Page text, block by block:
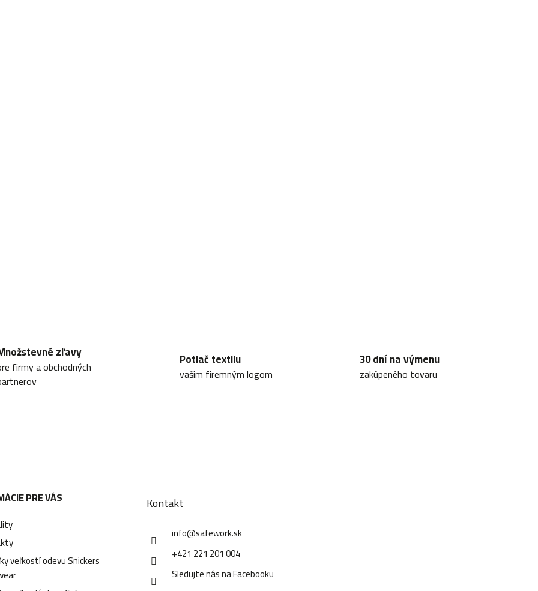
zľavy
firmy a obchodných
Potlač textilu
vašim firemným logom
30 dní na výmenu
zakúpeného tovaru
PRE VÁS
veľkostí odevu Snickers
Kontakt
info@safework.sk
+421 221 201 004
Sledujte nás na Facebooku